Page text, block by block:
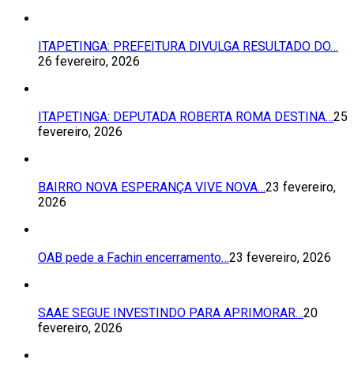
ITAPETINGA: PREFEITURA DIVULGA RESULTADO DO…
26 fevereiro, 2026
ITAPETINGA: DEPUTADA ROBERTA ROMA DESTINA…25
fevereiro, 2026
BAIRRO NOVA ESPERANÇA VIVE NOVA…23 fevereiro,
2026
OAB pede a Fachin encerramento…23 fevereiro, 2026
SAAE SEGUE INVESTINDO PARA APRIMORAR…20
fevereiro, 2026